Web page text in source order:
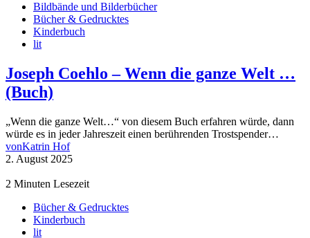
Bildbände und Bilderbücher
Bücher & Gedrucktes
Kinderbuch
lit
Joseph Coehlo – Wenn die ganze Welt …
(Buch)
„Wenn die ganze Welt…“ von diesem Buch erfahren würde, dann
würde es in jeder Jahreszeit einen berührenden Trostspender…
vonKatrin Hof
2. August 2025
2 Minuten Lesezeit
Bücher & Gedrucktes
Kinderbuch
lit